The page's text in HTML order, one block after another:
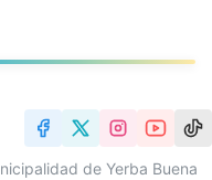
de Yerba Buena